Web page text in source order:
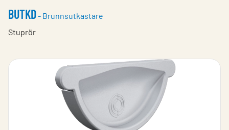
BUTKD- Brunnsutkastare
Stuprör